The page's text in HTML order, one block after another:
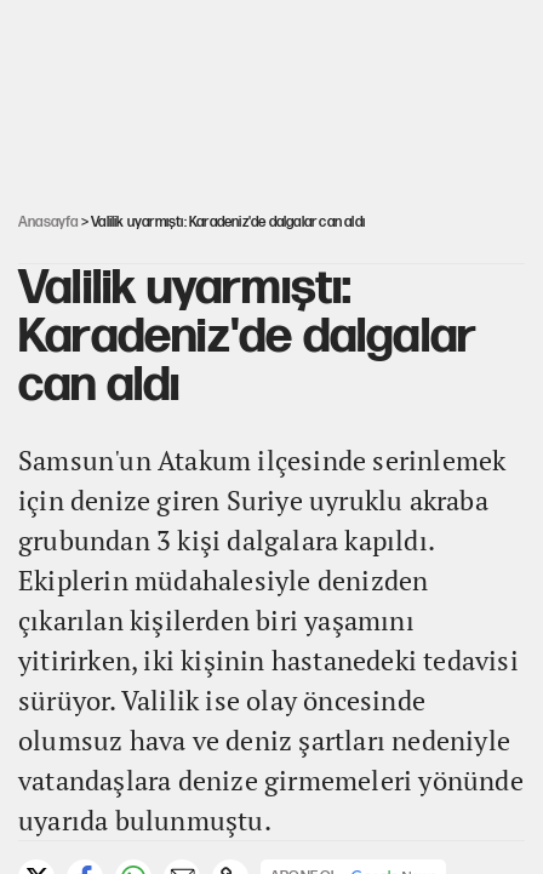
Anasayfa > Valilik uyarmıştı: Karadeniz'de dalgalar can aldı
Valilik uyarmıştı:
Karadeniz'de dalgalar
can aldı
Samsun'un Atakum ilçesinde serinlemek
için denize giren Suriye uyruklu akraba
grubundan 3 kişi dalgalara kapıldı.
Ekiplerin müdahalesiyle denizden
çıkarılan kişilerden biri yaşamını
yitirirken, iki kişinin hastanedeki tedavisi
sürüyor. Valilik ise olay öncesinde
olumsuz hava ve deniz şartları nedeniyle
vatandaşlara denize girmemeleri yönünde
uyarıda bulunmuştu.